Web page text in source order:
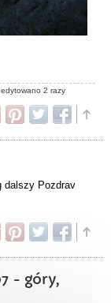
edytowano 2 razy
dalszy Pozdrav
- góry,